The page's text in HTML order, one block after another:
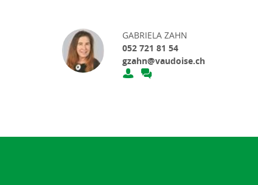
GABRIELA ZAHN
052 721 81 54
gzahn@vaudoise.ch